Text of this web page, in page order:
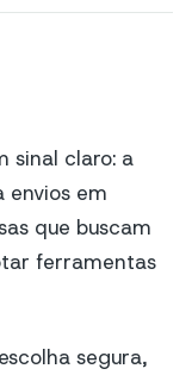
sinal claro: a
em
que buscam
ferramentas
segura,